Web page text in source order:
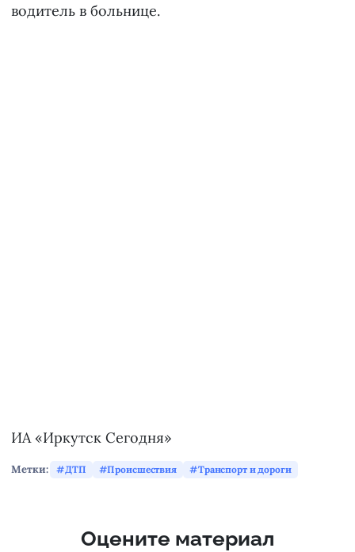
водитель в больнице.
ИА «Иркутск Сегодня»
Метки: ДТП Происшествия Транспорт и дороги
Оцените материал